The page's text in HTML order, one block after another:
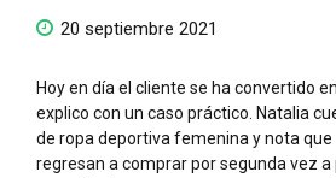
20 septiembre 2021
Hoy en día el cliente se ha convertido
explico con un caso práctico. Natalia
de ropa deportiva femenina y nota que
regresan a comprar por segunda vez a